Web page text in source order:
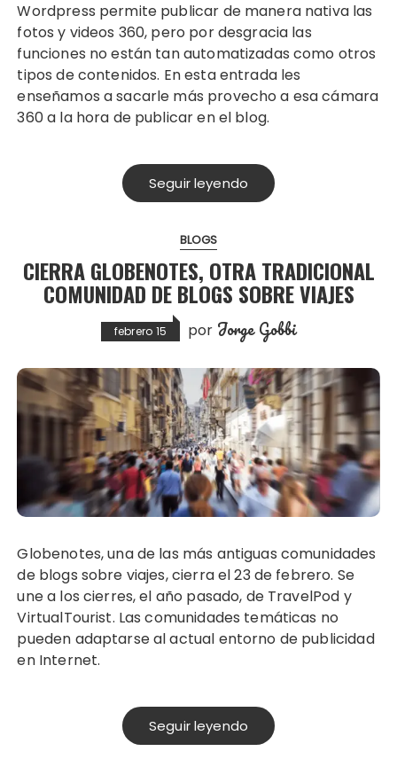
Wordpress permite publicar de manera nativa las
fotos y videos 360, pero por desgracia las
funciones no están tan automatizadas como otros
tipos de contenidos. En esta entrada les
enseñamos a sacarle más provecho a esa cámara
360 a la hora de publicar en el blog.
Seguir leyendo
BLOGS
CIERRA GLOBENOTES, OTRA TRADICIONAL
COMUNIDAD DE BLOGS SOBRE VIAJES
febrero 15 por Jorge Gobbi
Globenotes, una de las más antiguas comunidades
de blogs sobre viajes, cierra el 23 de febrero. Se
une a los cierres, el año pasado, de TravelPod y
VirtualTourist. Las comunidades temáticas no
pueden adaptarse al actual entorno de publicidad
en Internet.
Seguir leyendo